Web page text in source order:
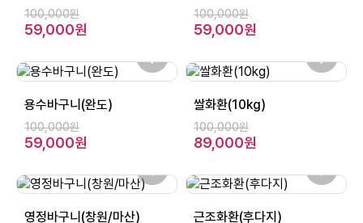
100,000원
59,000원
100,000원
59,000원
용수바구니(완도)
100,000원
59,000원
쌀화환(10kg)
100,000원
89,000원
영정바구니(창원/마산) 근조화환(후다지)